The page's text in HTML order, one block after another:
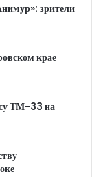
зрители
крае
ТМ-33 на